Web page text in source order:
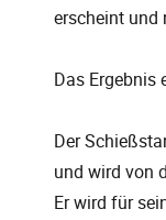
erscheint und
Das Ergebnis
Der
und wird von
Er wird für